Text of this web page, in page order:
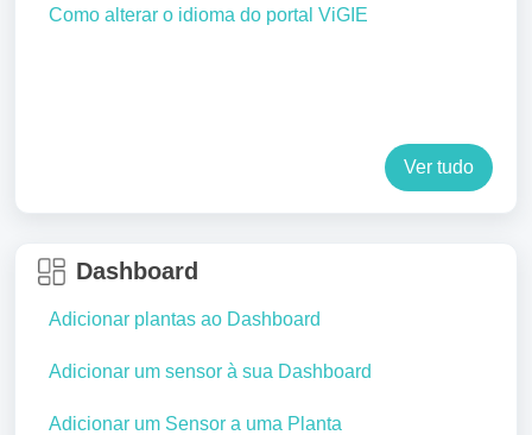
Como alterar o idioma do portal ViGIE
Ver tudo
Dashboard
Adicionar plantas ao Dashboard
Adicionar um sensor à sua Dashboard
Adicionar um Sensor a uma Planta